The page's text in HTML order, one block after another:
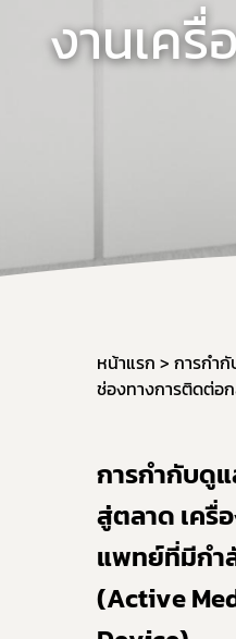
งานเค
หน้าแรก
การกำ
ช่องทางการติดต่อ
การกำกับดู
สู่ตลาด เครื่
แพทย์ที่มีกำ
(Active